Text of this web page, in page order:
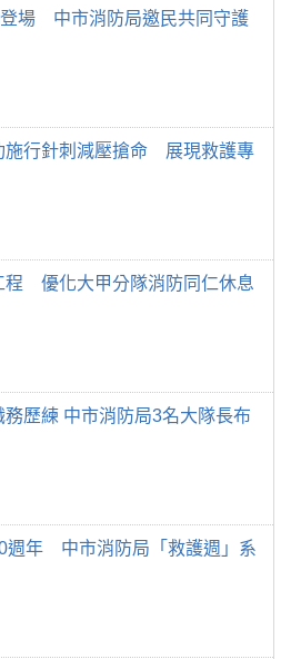
場 中市消防局邀民共同守護
施行針刺減壓搶命 展現救護專
程 優化大甲分隊消防同仁休息
歷練 中市消防局3名大隊長布
週年 中市消防局「救護週」系